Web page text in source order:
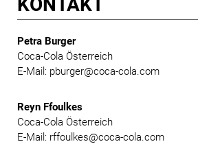
Petra Burger
Coca-Cola Österreich
E-Mail: pburger@coca-cola.com
Reyn Ffoulkes
Coca-Cola Österreich
E-Mail: rffoulkes@coca-cola.com